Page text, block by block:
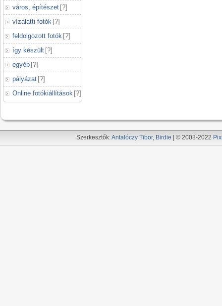
város, építészet [?]
vízalatti fotók [?]
feldolgozott fotók [?]
így készült [?]
egyéb [?]
pályázat [?]
Online fotókiállítások [?]
Szerkesztők:Antalóczy Tibor, Birdie | © 2003-2022